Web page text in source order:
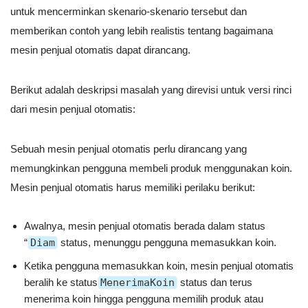
untuk mencerminkan skenario-skenario tersebut dan
memberikan contoh yang lebih realistis tentang bagaimana
mesin penjual otomatis dapat dirancang.
Berikut adalah deskripsi masalah yang direvisi untuk versi rinci
dari mesin penjual otomatis:
Sebuah mesin penjual otomatis perlu dirancang yang
memungkinkan pengguna membeli produk menggunakan koin.
Mesin penjual otomatis harus memiliki perilaku berikut:
Awalnya, mesin penjual otomatis berada dalam status
“ Diam status, menunggu pengguna memasukkan koin.
Ketika pengguna memasukkan koin, mesin penjual otomatis
beralih ke status MenerimaKoin status dan terus
menerima koin hingga pengguna memilih produk atau